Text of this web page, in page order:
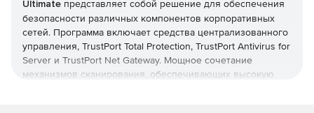
Ultimate представляет собой решение для обеспечения
безопасности различных компонентов корпоративных
сетей. Программа включает средства централизованного
управления, TrustPort Total Protection, TrustPort Antivirus for
Server и TrustPort Net Gateway. Мощное сочетание
механизмов сканирования, обеспечивающих высокую